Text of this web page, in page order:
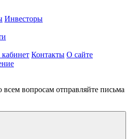
Инвесторы
Контакты О сайте
вопросам отправляйте письма